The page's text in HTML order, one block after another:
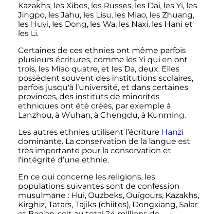
Kazakhs, les Xibes, les Russes, les Dai, les Yi, les
Jingpo, les Jahu, les Lisu, les Miao, les Zhuang,
les Huyi, les Dong, les Wa, les Naxi, les Hani et
les Li.
Certaines de ces ethnies ont même parfois
plusieurs écritures, comme les Yi qui en ont
trois, les Miao quatre, et les Da, deux. Elles
possèdent souvent des institutions scolaires,
parfois jusqu'à l’université, et dans certaines
provinces, des instituts de minorités
ethniques ont été créés, par exemple à
Lanzhou, à Wuhan, à Chengdu, à Kunming.
Les autres ethnies utilisent l’écriture Hanzi
dominante. La conservation de la langue est
très importante pour la conservation et
l’intégrité d’une ethnie.
En ce qui concerne les religions, les
populations suivantes sont de confession
musulmane : Hui, Ouzbeks, Ouïgours, Kazakhs,
Kirghiz, Tatars, Tajiks (chiites), Dongxiang, Salar